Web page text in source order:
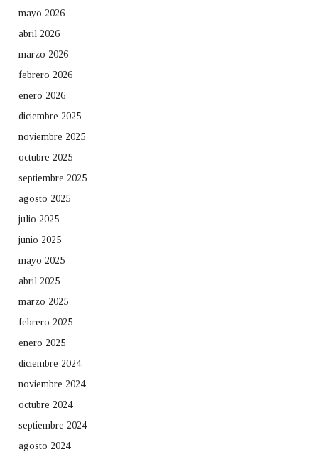
mayo 2026
abril 2026
marzo 2026
febrero 2026
enero 2026
diciembre 2025
noviembre 2025
octubre 2025
septiembre 2025
agosto 2025
julio 2025
junio 2025
mayo 2025
abril 2025
marzo 2025
febrero 2025
enero 2025
diciembre 2024
noviembre 2024
octubre 2024
septiembre 2024
agosto 2024